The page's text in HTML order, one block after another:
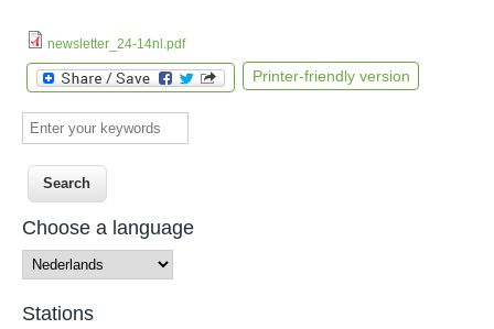
newsletter_24-14nl.pdf
Printer-friendly version
Enter your keywords
Choose a language
Stations